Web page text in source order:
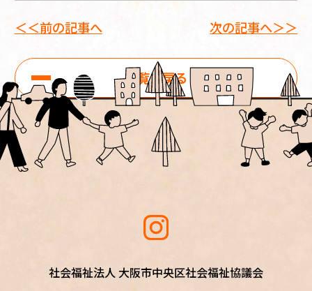
＜＜前の記事へ
一覧に戻る
次の記事へ＞＞
社会福祉法人 大阪市中央区社会福祉協議会